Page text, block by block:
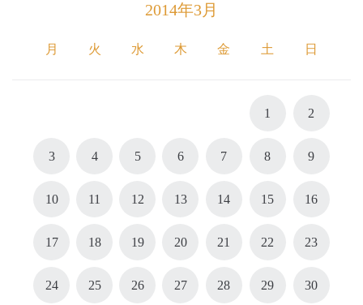
2014年3月
月 火 水 木 金 土 日
1 2
3 4 5 6 7 8 9
10 11 12 13 14 15 16
17 18 19 20 21 22 23
24 25 26 27 28 29 30